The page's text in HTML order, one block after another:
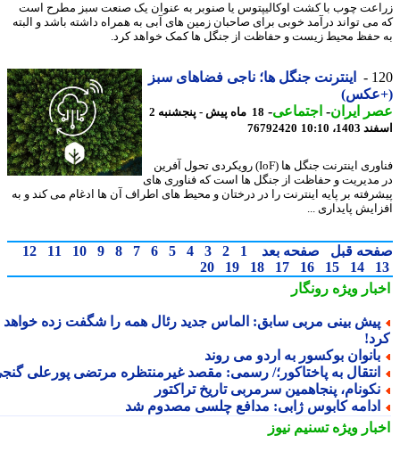
چوب با کشت اوکالیپتوس یا صنوبر به عنوان یک صنعت سبز مطرح است
تواند درآمد خوبی برای صاحبان زمین های آبی به همراه داشته باشد و البته
محیط زیست و حفاظت از جنگل ها کمک خواهد کرد.
اینترنت جنگل ها؛ ناجی فضاهای سبز
ایران- اجتماعی-
18 ماه پیش - پنجشنبه 2
10:10
76792420
فناوری اینترنت جنگل ها (IoF) رویکردی تحول آفرین
و حفاظت از جنگل ها است که فناوری های
بر پایه اینترنت را در درختان و محیط های اطراف آن ها ادغام می کند و به
پایداری ...
قبل صفحه بعد 1
2
3
4
5
6
7
8
9
10
11
12
14
15
16
17
18
19
20
ویژهرونگار
بینی مربی سابق: الماس جدید رئال همه را شگفت زده خواهد
بوکسور به اردو می روند
به پاختاکور؛/ رسمی: مقصد غیرمنتظره مرتضی پورعلی گنجی
پنجاهمین سرمربی تاریخ تراکتور
کابوس ژابی: مدافع چلسی مصدوم شد
ویژهتسنیم نیوز